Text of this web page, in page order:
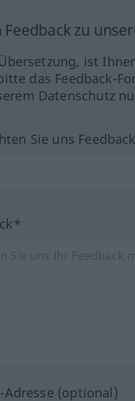
Feedback zu
ist
das Feedback-
Datenschutz
Sie uns
Adresse (optional)